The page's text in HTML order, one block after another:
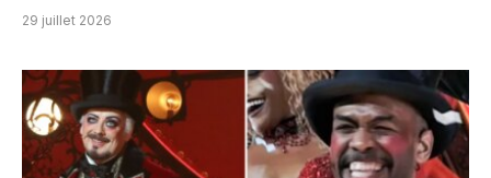
29 juillet 2026